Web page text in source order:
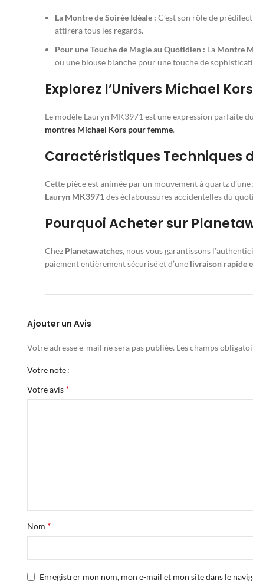
La Montre de Soirée Idéale : C’est son rôle de
attirera tous les regards.
Pour une Touche de Magie au Quotidien : La Montre
ou une blouse blanche pour une touche de
Explorez l’Univers Michael Kors
Le modèle Lauryn MK3971 est une expression parfaite
montres Michael Kors pour femme.
Caractéristiques Techniques
Cette pièce est animée par un mouvement à quartz
Lauryn MK3971des éclaboussures accidentelles du
Pourquoi Acheter sur
Chez Planetawatches, nous vous garantissons
paiement entièrement sécurisé et d’une livraison rapide
Ajouter un Avis
Votre adresse e-mail ne sera pas publiée. Les champs
Votre note
Votre avis *
Nom *
Enregistrer mon nom, mon e-mail et mon site dans le